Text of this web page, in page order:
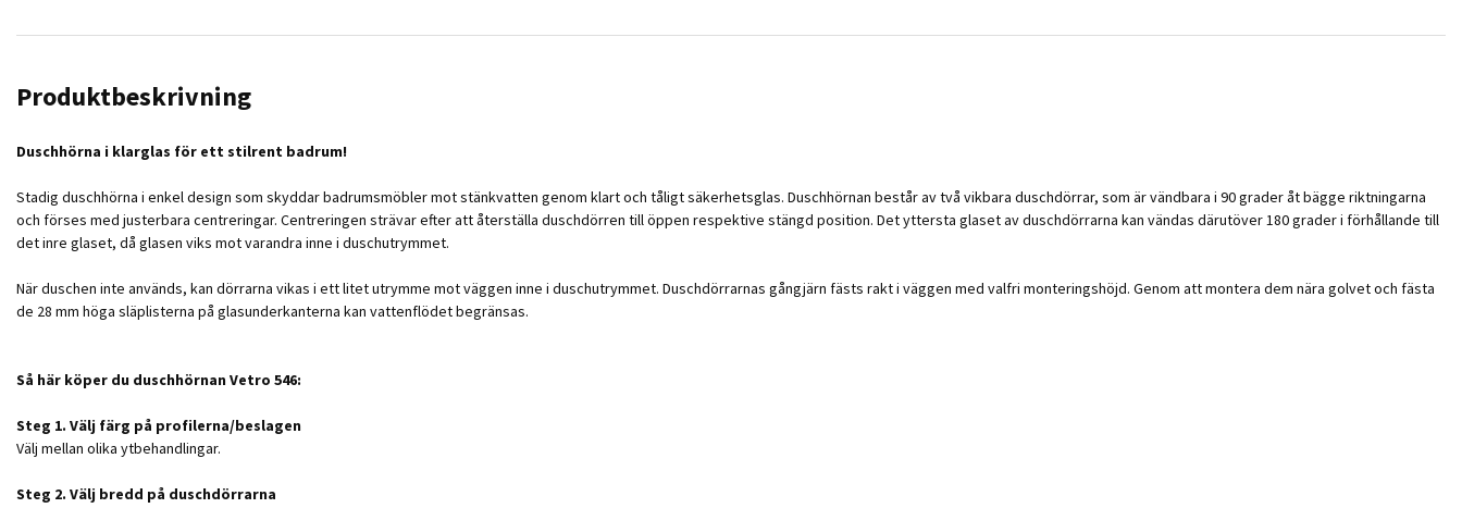
Produktbeskrivning
Duschhörna i klarglas för ett stilrent badrum!
Stadig duschhörna i enkel design som skyddar badrumsmöbler mot stänkvatten genom klart och tåligt säkerhetsglas. Duschhörnan består av två vikbara duschdörrar, som är vändbara i 90 grader åt bägge riktningarna
och förses med justerbara centreringar. Centreringen strävar efter att återställa duschdörren till öppen respektive stängd position. Det yttersta glaset av duschdörrarna kan vändas därutöver 180 grader i förhållande till
det inre glaset, då glasen viks mot varandra inne i duschutrymmet.
När duschen inte används, kan dörrarna vikas i ett litet utrymme mot väggen inne i duschutrymmet. Duschdörrarnas gångjärn fästs rakt i väggen med valfri monteringshöjd. Genom att montera dem nära golvet och fästa
de 28 mm höga släplisterna på glasunderkanterna kan vattenflödet begränsas.
Så här köper du duschhörnan Vetro 546:
Steg 1. Välj färg på profilerna/beslagen
Välj mellan olika ytbehandlingar.
Steg 2. Välj bredd på duschdörrarna